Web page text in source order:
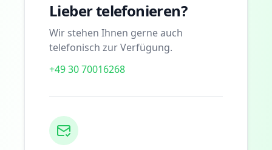
Lieber telefonieren?
Wir stehen Ihnen gerne auch
telefonisch zur Verfügung.
+49 30 70016268